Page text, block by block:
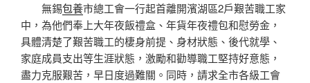
無錫包養市總工會一行起首離開濱湖區2戶艱苦職工家
中，為他們奉上大年夜飯禮盒、年貨年夜禮包和慰勞金，
具體清楚了艱苦職工的棲身前提、身材狀態、後代就學、
家庭成員支出等生涯狀態，激勵和勸導職工堅持好意態，
盡力克服艱苦，早日度過難關。同時，請求全市各級工會